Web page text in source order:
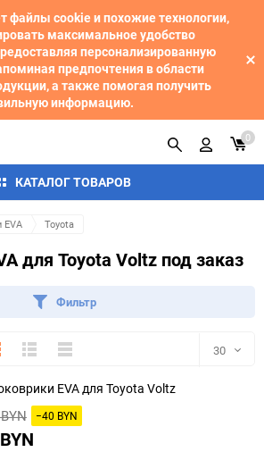
файлы cookie и похожие технологии,
максимальное удобство
персонализированную
предпочтения в области
а также помогая получить
информацию.
КАТАЛОГ ТОВАРОВ
0
EVA Toyota
для Toyota Voltz под заказ
Фильтр
ПодробноКомпактно 30
EVA для Toyota Voltz
−40 BYN